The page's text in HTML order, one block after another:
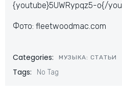
{youtube}5UWRypqz5-o{/
Фото: fleetwoodmac.com
Categories: МУЗЫКА: СТАТЬИ
Tags: No Tag